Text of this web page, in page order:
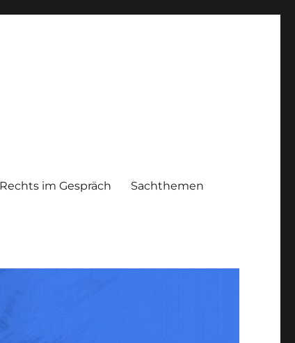
im Gespräch Sachthemen